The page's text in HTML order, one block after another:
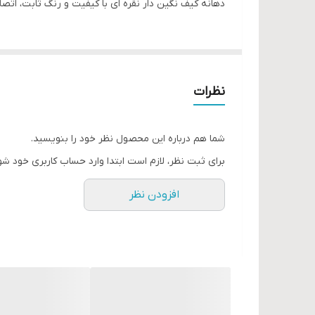
دهانه کیف نگین دار نقره ای با کیفیت و رنگ ثابت،
نظرات
شما هم درباره این محصول نظر خود را بنویسید.
برای ثبت نظر، لازم است ابتدا وارد حساب کاربری خود
افزودن نظر